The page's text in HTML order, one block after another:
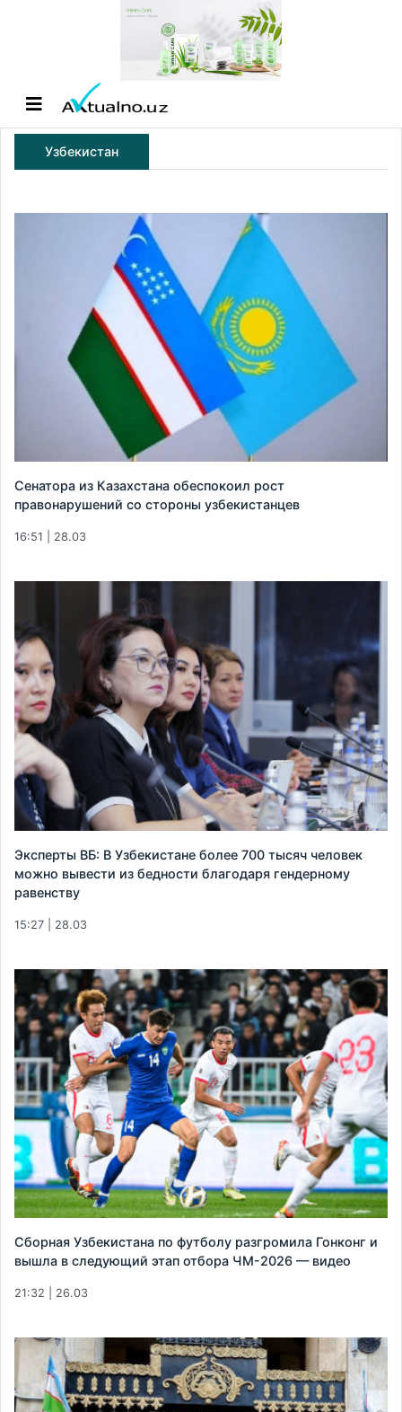
Узбекистан
Сенатора из Казахстана обеспокоил рост
правонарушений со стороны узбекистанцев
16:51 | 28.03
Эксперты ВБ: В Узбекистане более 700 тысяч человек
можно вывести из бедности благодаря гендерному
равенству
15:27 | 28.03
Сборная Узбекистана по футболу разгромила Гонконг и
вышла в следующий этап отбора ЧМ-2026 — видео
21:32 | 26.03